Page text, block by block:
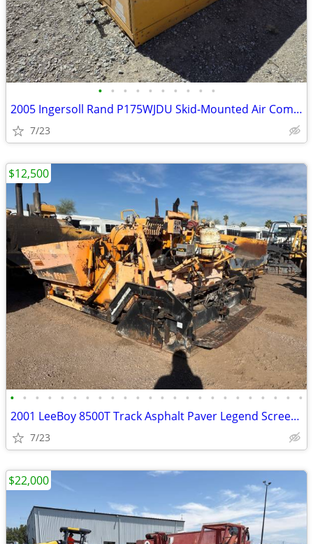
• • • • • • • • • •
2005 Ingersoll Rand P175WJDU Skid-Mounted Air Compressor # 4711
7/23
• • • • • • • • • • • • • • • • • • • • • • • •
2001 LeeBoy 8500T Track Asphalt Paver Legend Screed # 4708
7/23
$12,500
$22,000